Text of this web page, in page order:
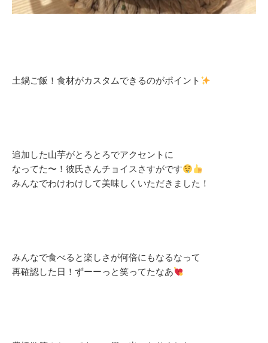
土鍋ご飯！食材がカスタムできるのがポイント
追加した山芋がとろとろでアクセントに
なってた〜！彼氏さんチョイスさすがです
みんなでわけわけして美味しくいただきました！
みんなで食べると楽しさが何倍にもなるなって
再確認した日！ずーーっと笑ってたなあ